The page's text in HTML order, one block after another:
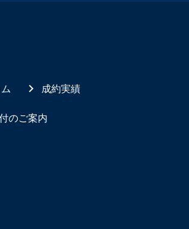
成約実績
のご案内